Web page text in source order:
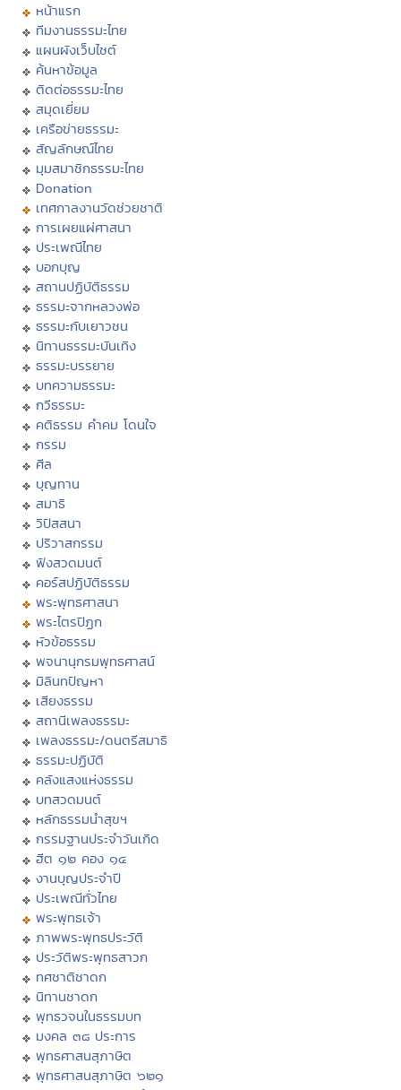
หน้าแรก
ทีมงานธรรมะไทย
แผนผังเว็บไซต์
ค้นหาข้อมูล
ติดต่อธรรมะไทย
สมุดเยี่ยม
เครือข่ายธรรมะ
สัญลักษณ์ไทย
มุมสมาชิกธรรมะไทย
Donation
เทศกาลงานวัดช่วยชาติ
การเผยแผ่ศาสนา
ประเพณีไทย
บอกบุญ
สถานปฏิบัติธรรม
ธรรมะจากหลวงพ่อ
ธรรมะกับเยาวชน
นิทานธรรมะบันเทิง
ธรรมะบรรยาย
บทความธรรมะ
กวีธรรมะ
คติธรรม คำคม โดนใจ
กรรม
ศีล
บุญทาน
สมาธิ
วิปัสสนา
ปริวาสกรรม
ฟังสวดมนต์
คอร์สปฏิบัติธรรม
พระพุทธศาสนา
พระไตรปิฏก
หัวข้อธรรม
พจนานุกรมพุทธศาสน์
มิลินทปัญหา
เสียงธรรม
สถานีเพลงธรรมะ
เพลงธรรมะ/ดนตรีสมาธิ
ธรรมะปฏิบัติ
คลังแสงแห่งธรรม
บทสวดมนต์
หลักธรรมนำสุขฯ
กรรมฐานประจำวันเกิด
ฮีต ๑๒ คอง ๑๔
งานบุญประจำปี
ประเพณีทั่วไทย
พระพุทธเจ้า
ภาพพระพุทธประวัติ
ประวัติพระพุทธสาวก
ทศชาติชาดก
นิทานชาดก
พุทธวจนในธรรมบท
มงคล ๓๘ ประการ
พุทธศาสนสุภาษิต
พุทธศาสนสุภาษิต ๖๒๑